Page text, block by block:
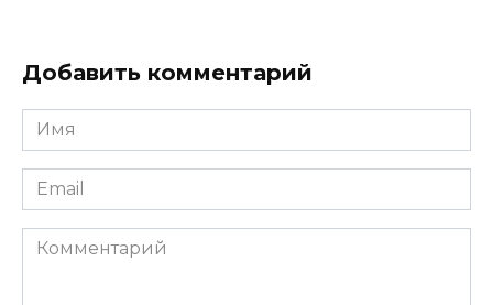
Добавить комментарий
Имя
*
Email
*
Комментарий